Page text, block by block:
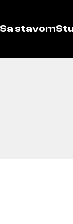
Sa stavom